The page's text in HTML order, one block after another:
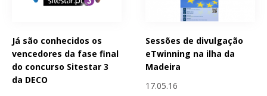
Já são conhecidos os
vencedores da fase final
do concurso Sitestar 3
da DECO
Sessões de divulgação
eTwinning na ilha da
Madeira
17.05.16